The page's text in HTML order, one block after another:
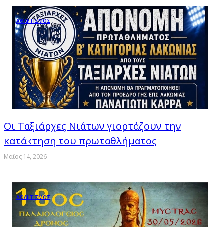
ΑΘΛΗΤΙΣΜΟΣ
Οι Ταξιάρχες Νιάτων γιορτάζουν την
κατάκτηση του πρωταθλήματος
Μαϊος 14, 2026
ΑΘΛΗΤΙΣΜΟΣ